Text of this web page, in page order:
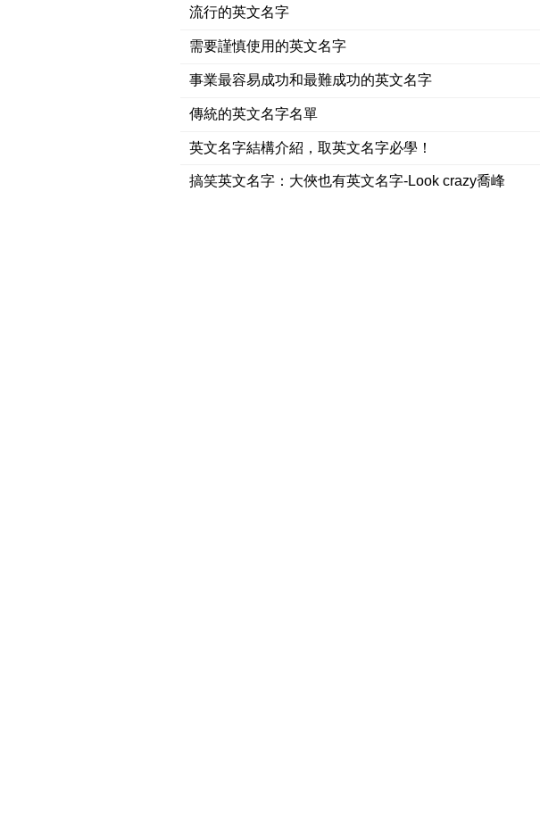
流行的英文名字
需要謹慎使用的英文名字
事業最容易成功和最難成功的英文名字
傳統的英文名字名單
英文名字結構介紹，取英文名字必學！
搞笑英文名字：大俠也有英文名字-Look crazy喬峰